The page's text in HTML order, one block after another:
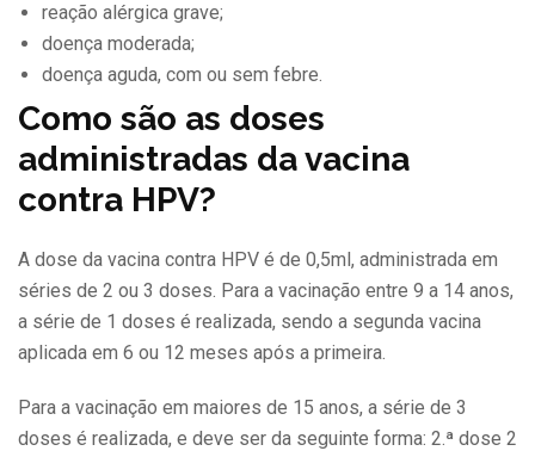
reação alérgica grave;
doença moderada;
doença aguda, com ou sem febre.
Como são as doses
administradas da vacina
contra HPV?
A dose da vacina contra HPV é de 0,5ml, administrada em
séries de 2 ou 3 doses. Para a vacinação entre 9 a 14 anos,
a série de 1 doses é realizada, sendo a segunda vacina
aplicada em 6 ou 12 meses após a primeira.
Para a vacinação em maiores de 15 anos, a série de 3
doses é realizada, e deve ser da seguinte forma: 2.ª dose 2